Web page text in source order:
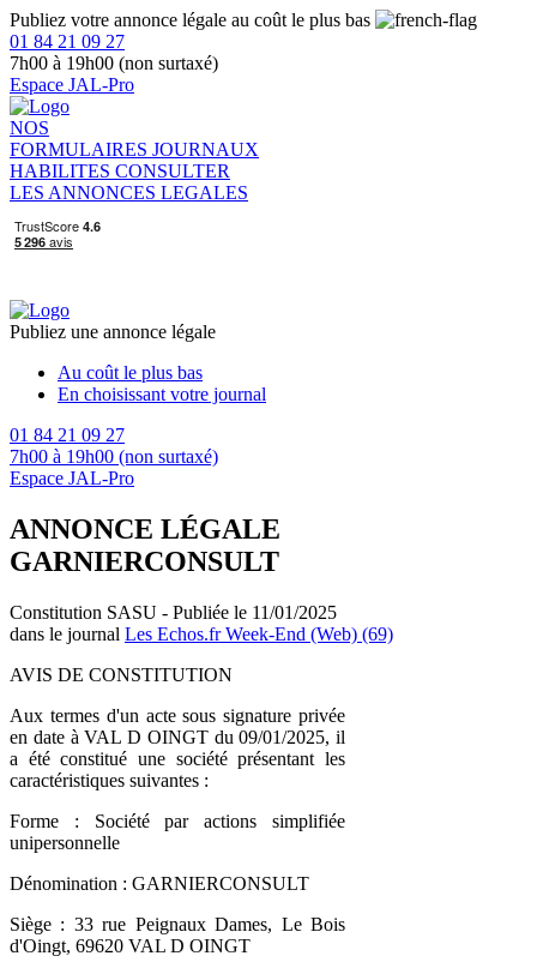
Publiez votre annonce légale au coût le plus bas
01 84 21 09 27
7h00 à 19h00 (non surtaxé)
Espace JAL-Pro
NOS
FORMULAIRES JOURNAUX
HABILITES CONSULTER
LES ANNONCES LEGALES
Publiez une annonce légale
Au coût le plus bas
En choisissant votre journal
01 84 21 09 27
7h00 à 19h00 (non surtaxé)
Espace JAL-Pro
ANNONCE LÉGALE
GARNIERCONSULT
Constitution SASU - Publiée le 11/01/2025
dans le journal Les Echos.fr Week-End (Web) (69)
AVIS DE CONSTITUTION
Aux termes d'un acte sous signature privée
en date à VAL D OINGT du 09/01/2025, il
a été constitué une société présentant les
caractéristiques suivantes :
Forme : Société par actions simplifiée
unipersonnelle
Dénomination : GARNIERCONSULT
Siège : 33 rue Peignaux Dames, Le Bois
d'Oingt, 69620 VAL D OINGT